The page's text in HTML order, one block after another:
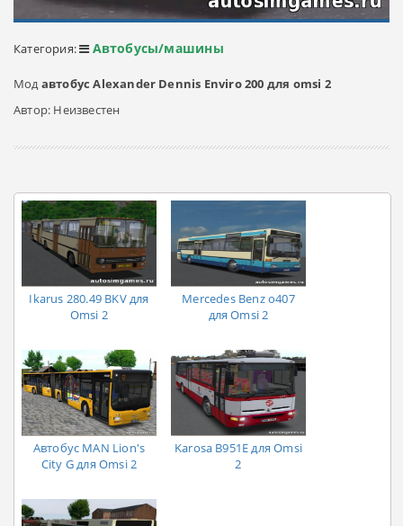
Категория: Автобусы/машины
Модавтобус Alexander Dennis Enviro 200 для omsi 2
Автор: Неизвестен
Ikarus 280.49 BKV для
Omsi 2
Mercedes Benz o407
для Omsi 2
Автобус MAN Lion's
City G для Omsi 2
Karosa B951E для Omsi
2